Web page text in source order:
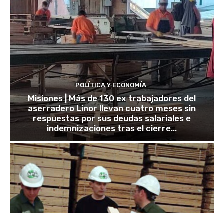
POLÍTICA Y ECONOMÍA
Misiones | Más de 130 ex trabajadores del
aserradero Linor llevan cuatro meses sin
respuestas por sus deudas salariales e
indemnizaciones tras el cierre...